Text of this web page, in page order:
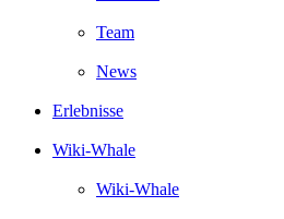
Team
News
Erlebnisse
Wiki-Whale
Wiki-Whale